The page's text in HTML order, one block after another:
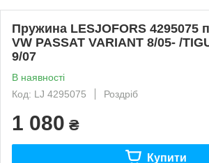
Пружина LESJOFORS 4295075
VW PASSAT VARIANT 8/05- /
9/07
В наявності
Код: LJ 4295075
Роздріб
1 080 ₴
Купити